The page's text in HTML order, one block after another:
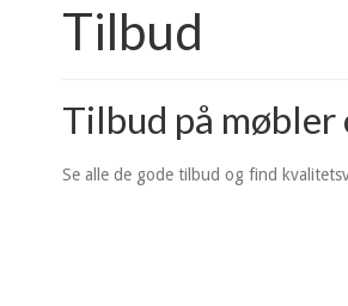
Tilbud
Tilbud på møbler
Se alle de gode tilbud og find